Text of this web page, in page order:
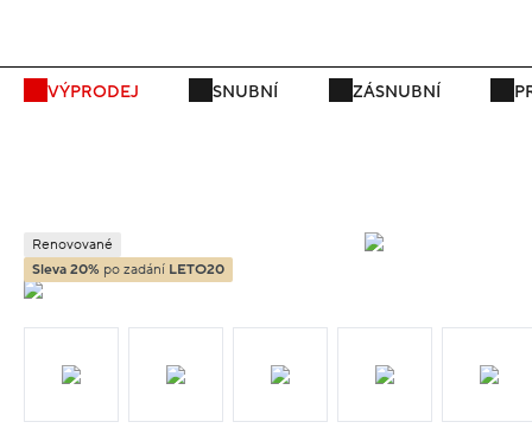
VÝPRODEJ SNUBNÍ ZÁSNUBNÍ
Renovované
Sleva 20% po zadání LETO20